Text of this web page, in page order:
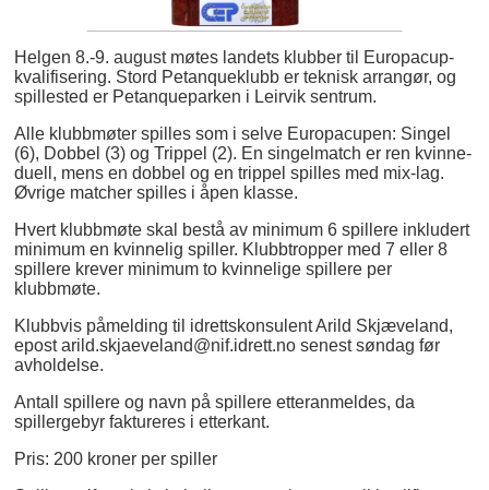
Helgen 8.-9. august møtes landets klubber til Europacup-
kvalifisering. Stord Petanqueklubb er teknisk arrangør, og
spillested er Petanqueparken i Leirvik sentrum.
Alle klubbmøter spilles som i selve Europacupen: Singel
(6), Dobbel (3) og Trippel (2). En singelmatch er ren kvinne-
duell, mens en dobbel og en trippel spilles med mix-lag.
Øvrige matcher spilles i åpen klasse.
Hvert klubbmøte skal bestå av minimum 6 spillere inkludert
minimum en kvinnelig spiller. Klubbtropper med 7 eller 8
spillere krever minimum to kvinnelige spillere per
klubbmøte.
Klubbvis påmelding til idrettskonsulent Arild Skjæveland,
epost arild.skjaeveland@nif.idrett.no senest søndag før
avholdelse.
Antall spillere og navn på spillere etteranmeldes, da
spillergebyr faktureres i etterkant.
Pris: 200 kroner per spiller